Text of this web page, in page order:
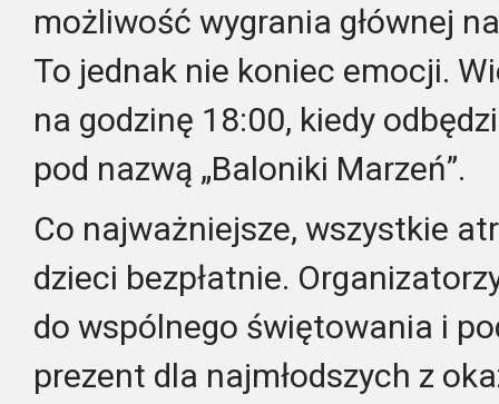
możliwość wygrania głównej
To jednak nie koniec emocji.
na godzinę 18:00, kiedy
pod nazwą „Baloniki Marzeń”.
Co najważniejsze, wszystkie
dzieci bezpłatnie.
do wspólnego świętowania i
prezent dla najmłodszych z